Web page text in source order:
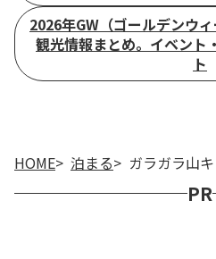
HOME 泊まる ガラガラ山
2026年GW（ゴールデンウ
観光情報まとめ。イベント
ト
PR